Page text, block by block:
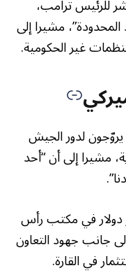
للرئيس ترامب،
مشيرا إلى
غير الحكومية.
لدور الجيش
مشيرا إلى أن “أحد
بقيمة 1.2 مليار دولار في مكتب رأس
إلى جانب جهود التعاون
في القارة.